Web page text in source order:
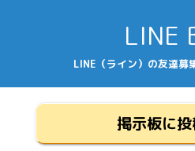
LINE
LINE（ライン）の友達募
掲示板に